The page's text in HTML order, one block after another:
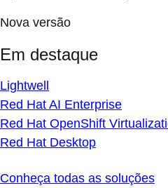
Nova versão
Em destaque
Lightwell
Red Hat AI Enterprise
Red Hat OpenShift
Red Hat Desktop
Conheça todas as soluções